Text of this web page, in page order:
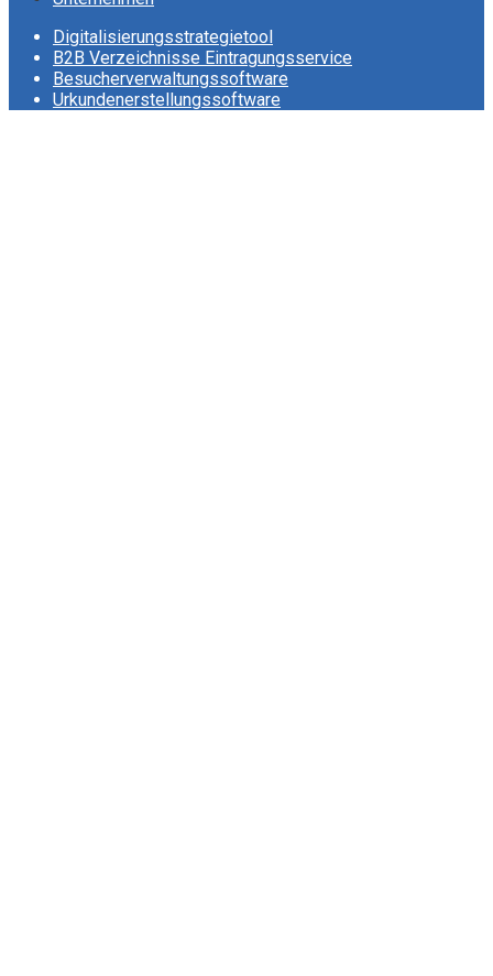
Digitalisierungsstrategietool
B2B Verzeichnisse Eintragungsservice
Besucherverwaltungssoftware
Urkundenerstellungssoftware